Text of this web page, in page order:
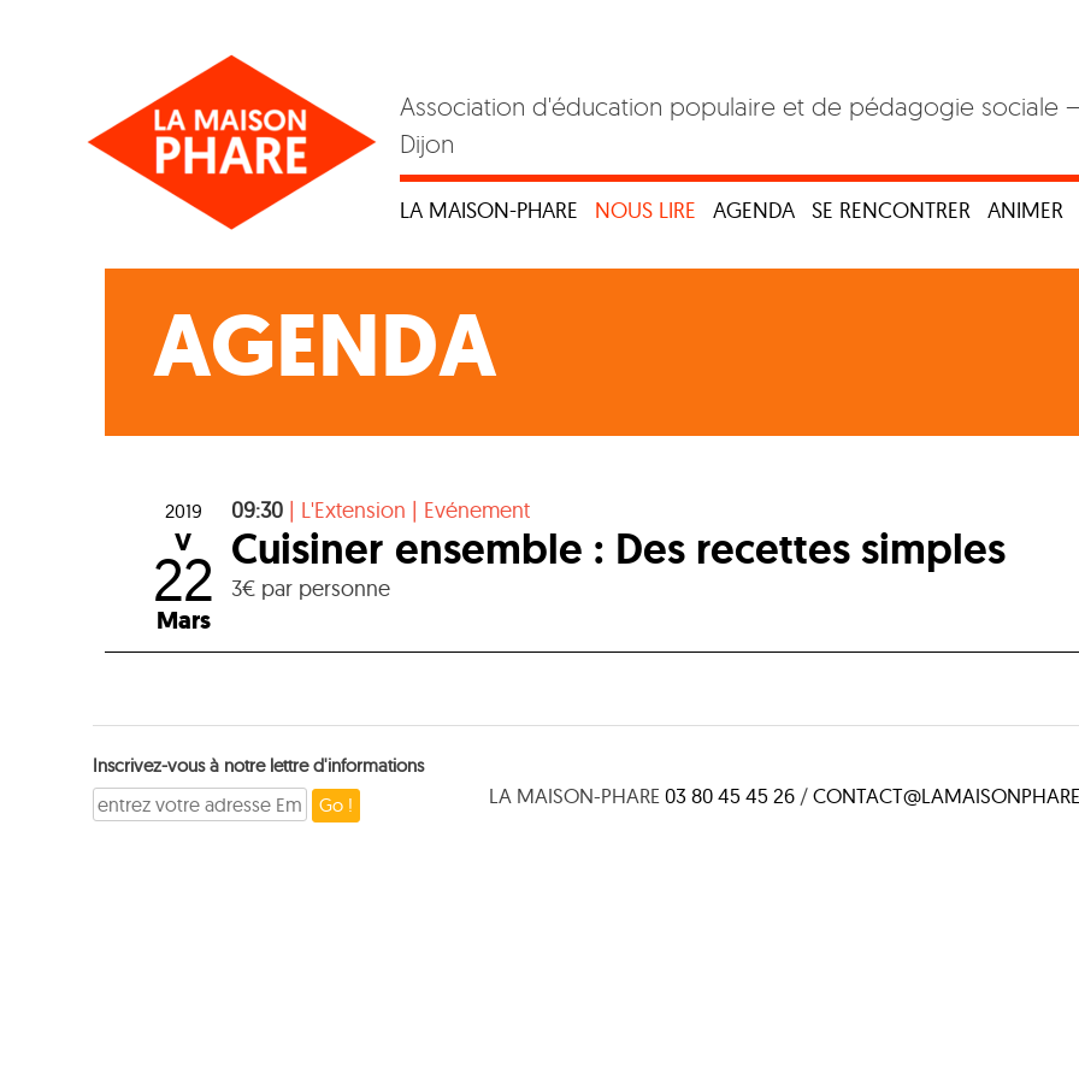
Association d'éducation populaire et de pédagogie sociale
Dijon
LA MAISON-PHARE NOUS LIRE AGENDA SE RENCONTRER ANIMER
AGENDA
2019
V
22
Mars
09:30 | L'Extension | Evénement
Cuisiner ensemble : Des recettes simples
3€ par personne
Inscrivez-vous à notre lettre d'informations
LA MAISON-PHARE03 80 45 45 26 /